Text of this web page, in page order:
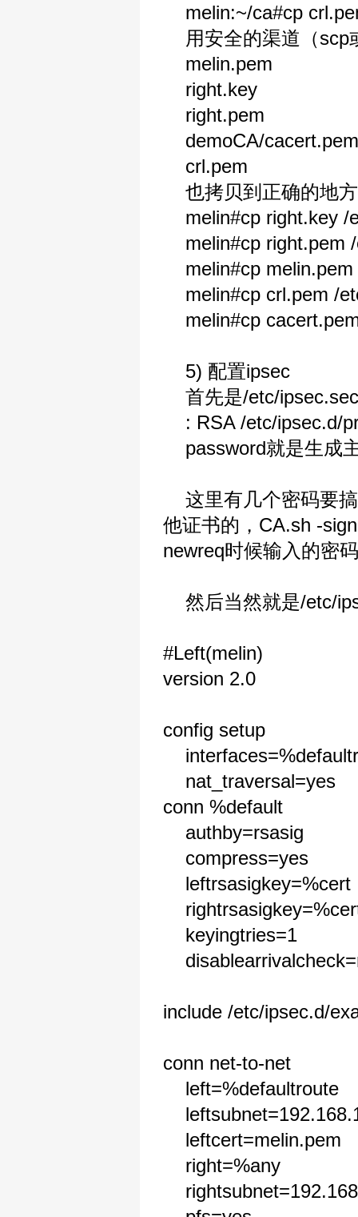
melin:~/ca#cp
用安全的渠道（scp
melin.pem
right.key
right.pem
demoCA/cacert.pem
crl.pem
也拷贝到正确的地方
melin#cp right.key /
melin#cp right.pem
melin#cp melin.pem
melin#cp crl.pem /
melin#cp
5) 配置ipsec
首先是/etc/
: RSA /etc/ipsec.d/
password就是生成
这里有几个密码要搞
他证书的，CA.sh -
newreq时候输入的密
然后当然就是/etc/
#Left(melin)
version 2.0
config setup
nat_traversal=yes
conn %default
authby=rsasig
compress=yes
leftrsasigkey=%cert
keyingtries=1
include /etc/ipsec.d/
conn net-to-net
left=%defaultroute
leftcert=melin.pem
right=%any